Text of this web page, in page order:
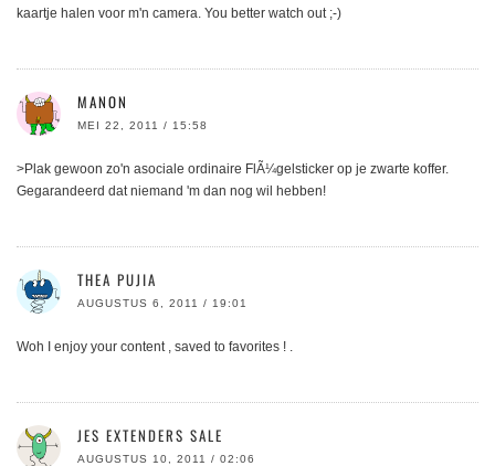
kaartje halen voor m'n camera. You better watch out ;-)
MANON
MEI 22, 2011 / 15:58
>Plak gewoon zo'n asociale ordinaire FlÃ¼gelsticker op je zwarte koffer.
Gegarandeerd dat niemand 'm dan nog wil hebben!
THEA PUJIA
AUGUSTUS 6, 2011 / 19:01
Woh I enjoy your content , saved to favorites ! .
JES EXTENDERS SALE
AUGUSTUS 10, 2011 / 02:06